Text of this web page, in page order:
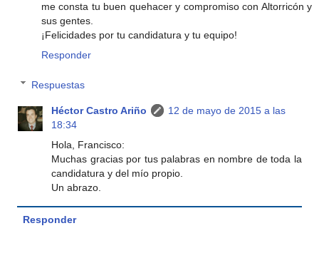
me consta tu buen quehacer y compromiso con Altorricón y
sus gentes.
¡Felicidades por tu candidatura y tu equipo!
Responder
Respuestas
Héctor Castro Ariño
12 de mayo de 2015 a las
18:34
Hola, Francisco:
Muchas gracias por tus palabras en nombre de toda la
candidatura y del mío propio.
Un abrazo.
Responder